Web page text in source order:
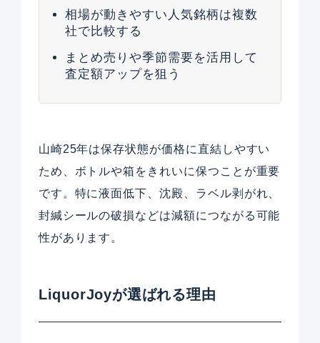
相場が動きやすい人気銘柄は複数
社で比較する
まとめ売りや季節需要を活用して
査定額アップを狙う
山崎25年は保存状態が価格に直結しやすい
ため、ボトルや箱をきれいに保つことが重要
です。特に液面低下、沈殿、ラベル剥がれ、
封緘シールの破損などは減額につながる可能
性があります。
LiquorJoyが選ばれる理由